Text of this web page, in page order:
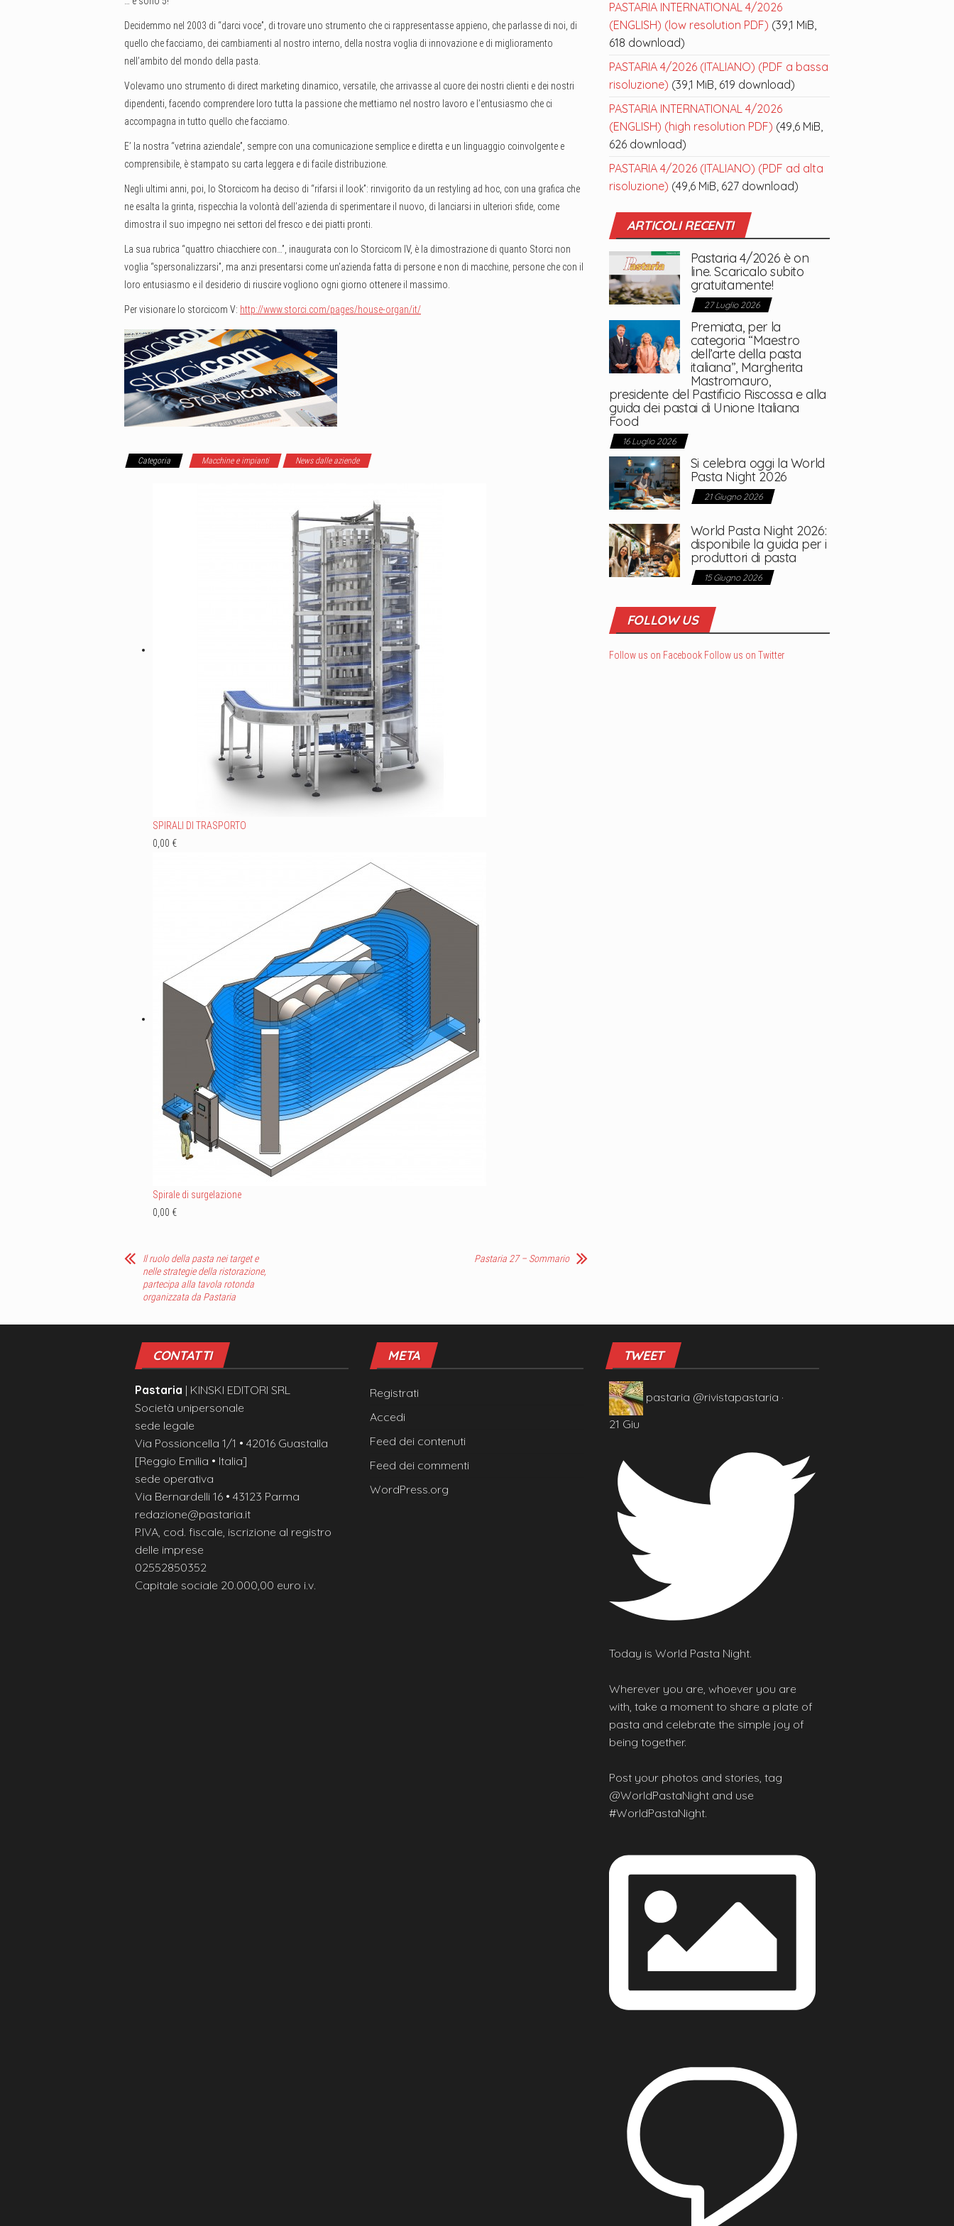
Decidemmo nel 2003 di “darci voce”, di trovare uno strumento che ci rappresentasse appieno, che parlasse di noi, di
quello che facciamo, dei cambiamenti al nostro interno, della nostra voglia di innovazione e di miglioramento
nell’ambito del mondo della pasta.
Volevamo uno strumento di direct marketing dinamico, versatile, che arrivasse al cuore dei nostri clienti e dei nostri
dipendenti, facendo comprendere loro tutta la passione che mettiamo nel nostro lavoro e l’entusiasmo che ci
accompagna in tutto quello che facciamo.
E’ la nostra “vetrina aziendale”, sempre con una comunicazione semplice e diretta e un linguaggio coinvolgente e
comprensibile, è stampato su carta leggera e di facile distribuzione.
Negli ultimi anni, poi, lo Storcicom ha deciso di “rifarsi il look”: rinvigorito da un restyling ad hoc, con una grafica che
ne esalta la grinta, rispecchia la volontà dell’azienda di sperimentare il nuovo, di lanciarsi in ulteriori sfide, come
dimostra il suo impegno nei settori del fresco e dei piatti pronti.
La sua rubrica “quattro chiacchiere con…”, inaugurata con lo Storcicom IV, è la dimostrazione di quanto Storci non
voglia “spersonalizzarsi”, ma anzi presentarsi come un’azienda fatta di persone e non di macchine, persone che con il
loro entusiasmo e il desiderio di riuscire vogliono ogni giorno ottenere il massimo.
Per visionare lo storcicom V: http://www.storci.com/pages/house-organ/it/
Categoria Macchine e impianti News dalle aziende
SPIRALI DI TRASPORTO
0,00 €
Spirale di surgelazione
0,00 €
Il ruolo della pasta nei target e
nelle strategie della ristorazione,
partecipa alla tavola rotonda
organizzata da Pastaria
Pastaria 27 – Sommario
PASTARIA INTERNATIONAL 4/2026
(ENGLISH) (low resolution PDF) (39,1 MiB,
618 download)
PASTARIA 4/2026 (ITALIANO) (PDF a bassa
risoluzione) (39,1 MiB, 619 download)
PASTARIA INTERNATIONAL 4/2026
(ENGLISH) (high resolution PDF) (49,6 MiB,
626 download)
PASTARIA 4/2026 (ITALIANO) (PDF ad alta
risoluzione) (49,6 MiB, 627 download)
ARTICOLI RECENTI
Pastaria 4/2026 è on
line. Scaricalo subito
gratuitamente!
27 Luglio 2026
Premiata, per la
categoria “Maestro
dell’arte della pasta
italiana”, Margherita
Mastromauro,
presidente del Pastificio Riscossa e alla
guida dei pastai di Unione Italiana
Food
16 Luglio 2026
Si celebra oggi la World
Pasta Night 2026
21 Giugno 2026
World Pasta Night 2026:
disponibile la guida per i
produttori di pasta
15 Giugno 2026
FOLLOW US
Follow us on Facebook Follow us on Twitter
CONTATTI
Pastaria | KINSKI EDITORI SRL
Società unipersonale
sede legale
Via Possioncella 1/1 • 42016 Guastalla
[Reggio Emilia • Italia]
sede operativa
Via Bernardelli 16 • 43123 Parma
redazione@pastaria.it
P.IVA, cod. fiscale, iscrizione al registro
delle imprese
02552850352
Capitale sociale 20.000,00 euro i.v.
META
Registrati
Accedi
Feed dei contenuti
Feed dei commenti
WordPress.org
TWEET
pastaria @rivistapastaria ·
21 Giu
Today is World Pasta Night.
Wherever you are, whoever you are
with, take a moment to share a plate of
pasta and celebrate the simple joy of
being together.
Post your photos and stories, tag
@WorldPastaNight and use
#WorldPastaNight.